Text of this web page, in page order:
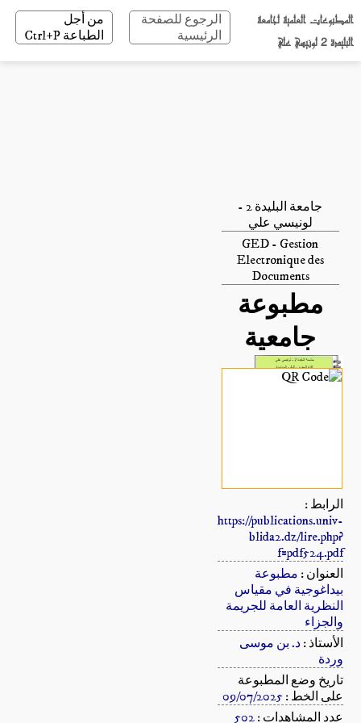
المطبوعات العلمية لجامعة
البليدة 2 لونيسي علي
الرجوع للصفحة
الرئيسية
من أجل
الطباعة Ctrl+P
جامعة البليدة 2 -
لونيسي علي
GED - Gestion
Electronique des
Documents
مطبوعة
جامعية
الرابط :
https://publications.univ-
blida2.dz/lire.php?
f=pdf524.pdf
العنوان : مطبوعة
بيداغوجية في مقياس
النظرية العامة للجريمة
والجزاء
الأستاذ :د. بن موسى
وردة
تاريخ وضع المطبوعة
على الخط :09/07/2025
عدد المشاهدات :502